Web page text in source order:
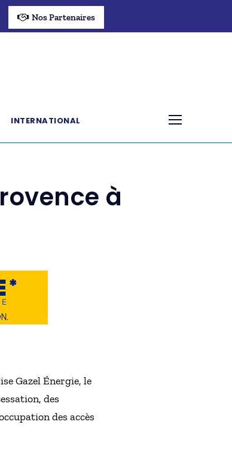
Nos Partenaires
INTERNATIONAL
à
Gazel Énergie, le
des
des accès